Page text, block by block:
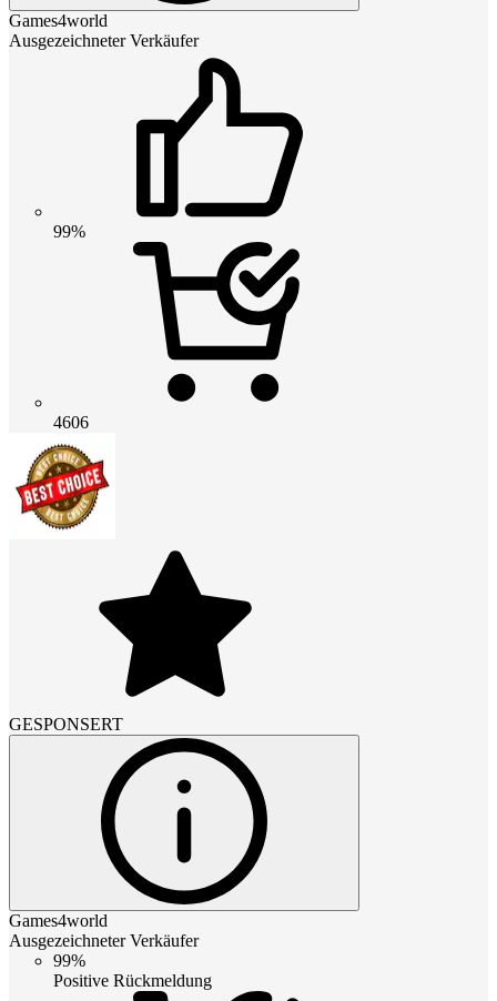
Games4world
Ausgezeichneter Verkäufer
99%
4606
GESPONSERT
Games4world
Ausgezeichneter Verkäufer
99%
Positive Rückmeldung